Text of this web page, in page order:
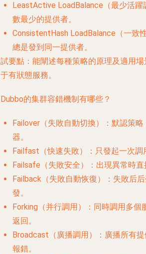
LeastActive LoadBalance（最少活躍
數最少的提供者。
ConsistentHash LoadBalance（一致性
總是發到同一提供者。
要點 ：能闡述每種策略的原理及適用
有狀態服務。
的集群容錯機制有哪些？
Failover（失敗自動切換）
：默認策
器。
Failfast（快速失敗）
：只發起一次調
Failsafe（失敗安全）
：出現異常時直
Failback（失敗自動恢復）
：失敗后
發。
Forking（并行調用）
：同時調用多
返回。
Broadcast（廣播調用）
：廣播所有
報錯。